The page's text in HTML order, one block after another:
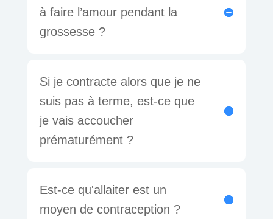
à faire l’amour pendant la
grossesse ?
Si je contracte alors que je ne
suis pas à terme, est-ce que
je vais accoucher
prématurément ?
Est-ce qu'allaiter est un
moyen de contraception ?